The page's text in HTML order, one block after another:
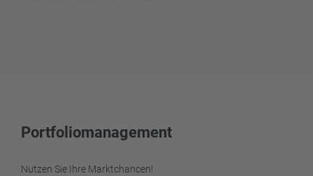
Portfoliomanagement
Nutzen Sie Ihre Marktchancen!